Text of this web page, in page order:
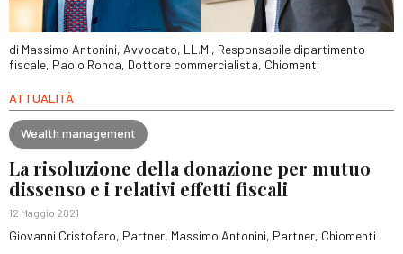
di Massimo Antonini, Avvocato, LL.M., Responsabile dipartimento
fiscale, Paolo Ronca, Dottore commercialista, Chiomenti
ATTUALITÀ
Wealth management
La risoluzione della donazione per mutuo
dissenso e i relativi effetti fiscali
12 Maggio 2021
Giovanni Cristofaro, Partner, Massimo Antonini, Partner, Chiomenti